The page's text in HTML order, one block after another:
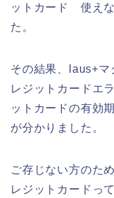
ットカード 使え
た。
その結果、laus+マ
レジットカードエ
ットカードの有効
が分かりました。
ご存じない方のた
レジットカードっ